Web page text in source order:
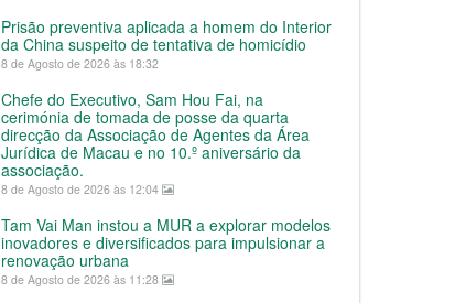
Prisão preventiva aplicada a homem do Interior
da China suspeito de tentativa de homicídio
8 de Agosto de 2026 às 18:32
Chefe do Executivo, Sam Hou Fai, na
cerimónia de tomada de posse da quarta
direcção da Associação de Agentes da Área
Jurídica de Macau e no 10.º aniversário da
associação.
8 de Agosto de 2026 às 12:04
Tam Vai Man instou a MUR a explorar modelos
inovadores e diversificados para impulsionar a
renovação urbana
8 de Agosto de 2026 às 11:28